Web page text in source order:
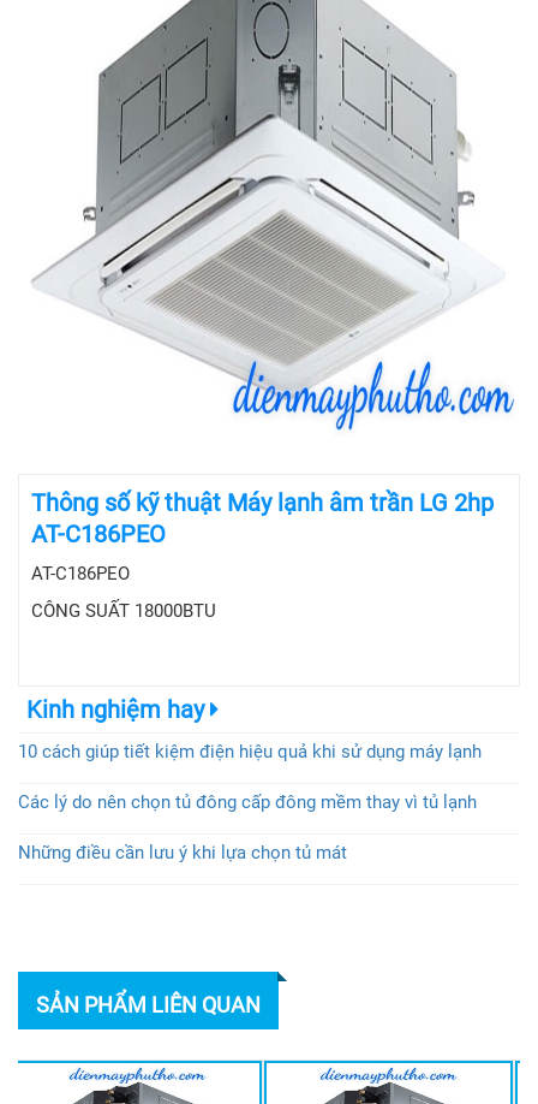
Thông số kỹ thuật Máy lạnh âm trần LG 2hp
AT-C186PEO
AT-C186PEO
CÔNG SUẤT 18000BTU
Kinh nghiệm hay
10 cách giúp tiết kiệm điện hiệu quả khi sử dụng máy lạnh
Các lý do nên chọn tủ đông cấp đông mềm thay vì tủ lạnh
Những điều cần lưu ý khi lựa chọn tủ mát
SẢN PHẨM LIÊN QUAN